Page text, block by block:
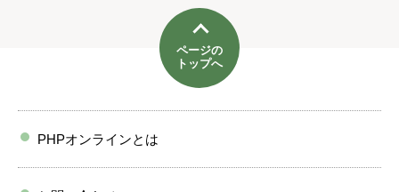
ページの
トップへ
PHPオンラインとは